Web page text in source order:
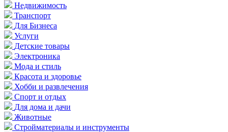
Недвижимость
Транспорт
Для Бизнеса
Услуги
Детские товары
Электроника
Мода и стиль
Красота и здоровье
Хобби и развлечения
Спорт и отдых
Для дома и дачи
Животные
Стройматериалы и инструменты